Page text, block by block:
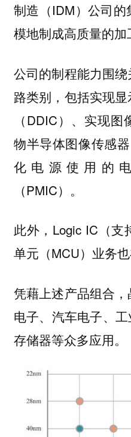
制造（IDM）公司
模地制成高质量的加
公司的制程能力围
路类别，包括实现
（DDIC）、实现
物半导体图像传感
化电源使用的
（PMIC）。
此外，Logic IC（
单元（MCU）业务也
凭藉上述产品组合
电子、汽车电子、
存储器等众多应用。